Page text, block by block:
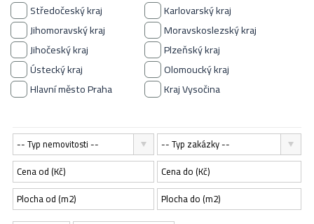
KONTAKT
O NÁS
Středočeský kraj
Karlovarský kraj
Jihomoravský kraj
Moravskoslezský kraj
Jihočeský kraj
Plzeňský kraj
Ústecký kraj
Olomoucký kraj
Hlavní město Praha
Kraj Vysočina
-- Typ nemovitosti -- -- Typ zakázky --